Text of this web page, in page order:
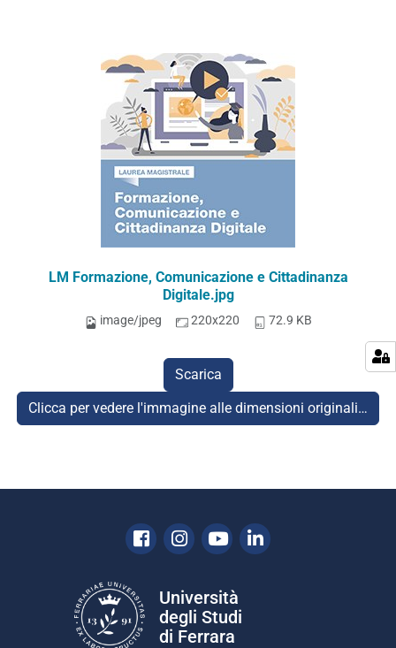
LM Formazione, Comunicazione e Cittadinanza
Digitale.jpg
image/jpeg 220x220 72.9 KB
Scarica
Clicca per vedere l'immagine alle dimensioni originali…
Facebook
Instagram
YoutubeLinkedin
Università
degli Studi
di Ferrara